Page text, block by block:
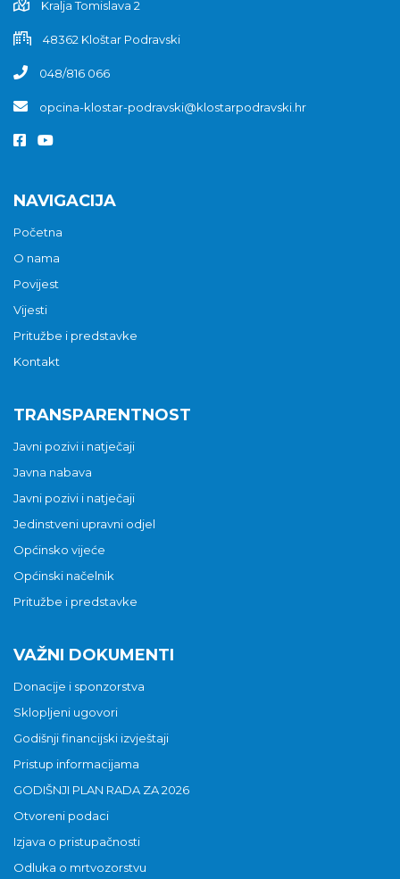
Kralja Tomislava 2
48362 Kloštar Podravski
048/816 066
opcina-klostar-podravski@klostarpodravski.hr
NAVIGACIJA
Početna
O nama
Povijest
Vijesti
Pritužbe i predstavke
Kontakt
TRANSPARENTNOST
Javni pozivi i natječaji
Javna nabava
Javni pozivi i natječaji
Jedinstveni upravni odjel
Općinsko vijeće
Općinski načelnik
Pritužbe i predstavke
VAŽNI DOKUMENTI
Donacije i sponzorstva
Sklopljeni ugovori
Godišnji financijski izvještaji
Pristup informacijama
GODIŠNJI PLAN RADA ZA 2026
Otvoreni podaci
Izjava o pristupačnosti
Odluka o mrtvozorstvu